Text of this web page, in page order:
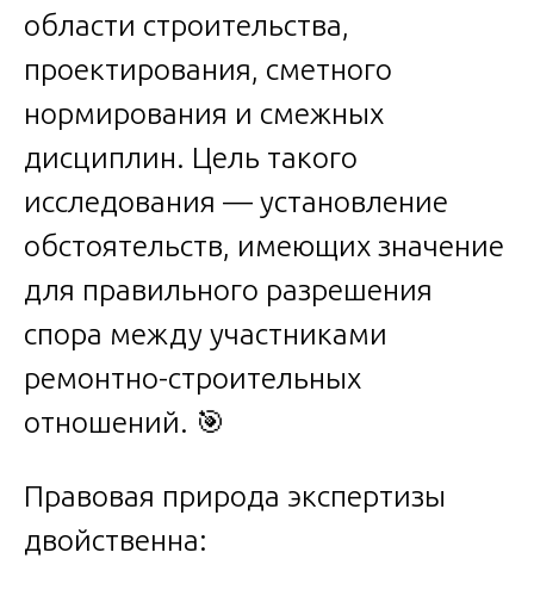
области строительства,
проектирования, сметного
нормирования и смежных
дисциплин. Цель такого
исследования — установление
обстоятельств, имеющих значение
для правильного разрешения
спора между участниками
ремонтно-строительных
отношений. 🎯
Правовая природа экспертизы
двойственна: